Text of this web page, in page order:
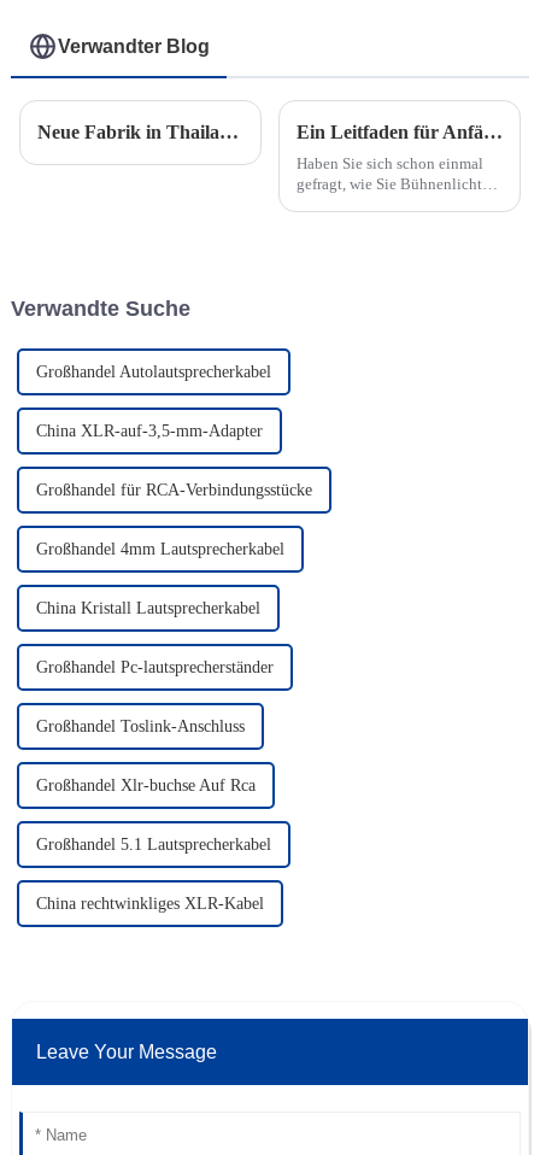
Verwandter Blog
Neue Fabrik in Thailand bereitet sich auf die Eröffnung vor Ein Leitfaden für Anfänger zu DMX-Kabeln in Beleuchtungssystemen
Haben Sie sich schon einmal
gefragt, wie Sie Bühnenlicht
Verwandte Suche
Großhandel Autolautsprecherkabel
China XLR-auf-3,5-mm-Adapter
Großhandel für RCA-Verbindungsstücke
Großhandel 4mm Lautsprecherkabel
China Kristall Lautsprecherkabel
Großhandel Pc-lautsprecherständer
Großhandel Toslink-Anschluss
Großhandel Xlr-buchse Auf Rca
Großhandel 5.1 Lautsprecherkabel
China rechtwinkliges XLR-Kabel
Leave Your Message